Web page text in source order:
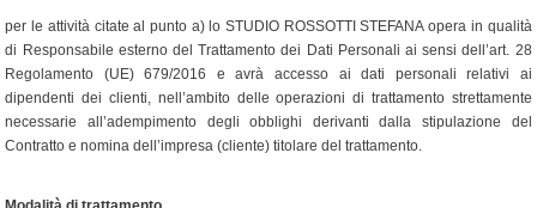
per le attività citate al punto a) lo STUDIO ROSSOTTI STEFANA opera in qualità
di Responsabile esterno del Trattamento dei Dati Personali ai sensi dell’art. 28
Regolamento (UE) 679/2016 e avrà accesso ai dati personali relativi ai
dipendenti dei clienti, nell’ambito delle operazioni di trattamento strettamente
necessarie all’adempimento degli obblighi derivanti dalla stipulazione del
Contratto e nomina dell’impresa (cliente) titolare del trattamento.